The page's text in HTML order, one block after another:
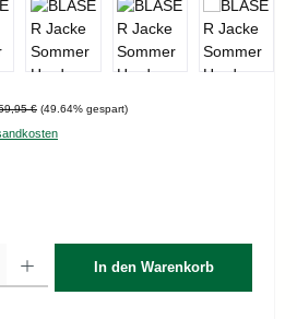
Preis:
€ (49.64% gespart)
In den Warenkorb